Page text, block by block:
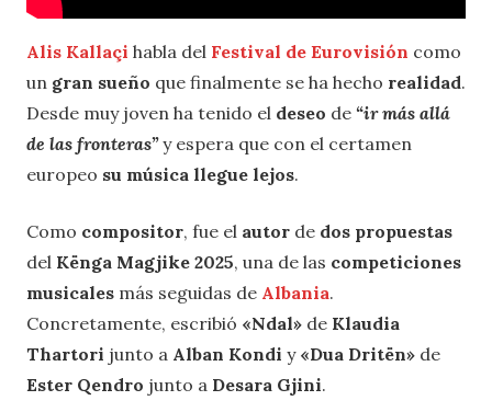
Alis Kallaçi habla del Festival de Eurovisión como
un gran sueño que finalmente se ha hecho realidad.
Desde muy joven ha tenido el deseo de “ir más allá
de las fronteras”y espera que con el certamen
europeo su música llegue lejos.
Como compositor, fue el autor de dos propuestas
del Kënga Magjike 2025, una de las competiciones
musicales más seguidas de Albania.
Concretamente, escribió «Ndal» de Klaudia
Thartori junto a Alban Kondi y «Dua Dritën» de
Ester Qendro junto a Desara Gjini.